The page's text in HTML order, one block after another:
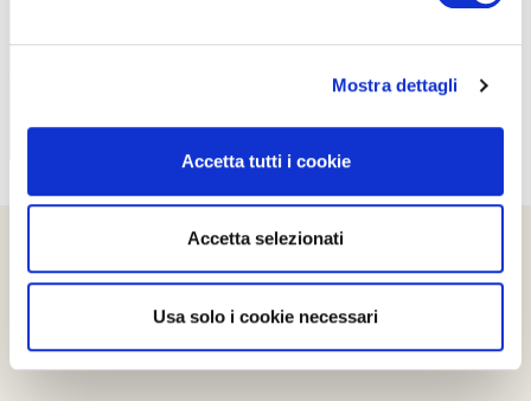
Mostra dettagli
Accetta tutti i cookie
Accetta selezionati
Usa solo i cookie necessari